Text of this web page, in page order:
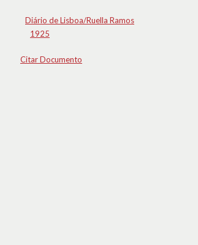
Diário de Lisboa/Ruella Ramos
1925
Citar Documento